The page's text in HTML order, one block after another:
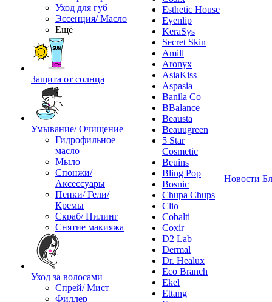
Уход для губ
Эссенция/ Масло
Ещё
Защита от солнца
Умывание/ Очищение
Гидрофильное
масло
Мыло
Спонжи/
Аксессуары
Пенки/ Гели/
Кремы
Скраб/ Пилинг
Снятие макияжа
Уход за волосами
Спрей/ Мист
Филлер
Esthetic House
Eyenlip
KeraSys
Secret Skin
Amill
Aronyx
AsiaKiss
Aspasia
Banila Co
BBalance
Beausta
Beauugreen
5 Star
Cosmetic
Beuins
Bling Pop
Bosnic
Chupa Chups
Clio
Cobalti
Coxir
D2 Lab
Dermal
Dr. Healux
Eco Branch
Ekel
Ettang
Новости